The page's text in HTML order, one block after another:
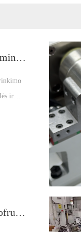
Pirmaujantis hidraulinių komponentų gamintojas giria O žiedų surinkimo mašiną už neprilygstamą efektyvumą ir patikimumą
ir
Penki viename automatinio surinkimo gofruotojas